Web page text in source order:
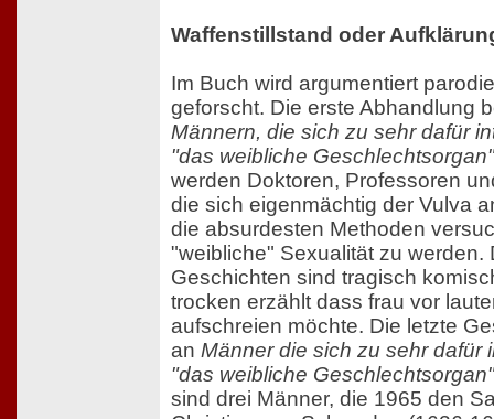
Waffenstillstand oder
Im Buch wird argumentiert
geforscht. Die erste Abhandlung
Männern, die sich zu sehr dafür
"das weibliche Geschlechtsorgan"
werden Doktoren, Professoren
die sich eigenmächtig der Vulva
die absurdesten Methoden
"weibliche" Sexualität zu werden.
Geschichten sind tragisch
trocken erzählt dass frau vor
aufschreien möchte. Die letzte
an Männer die sich zu sehr dafür
"das weibliche Geschlechtsorgan"
sind drei Männer, die 1965 den